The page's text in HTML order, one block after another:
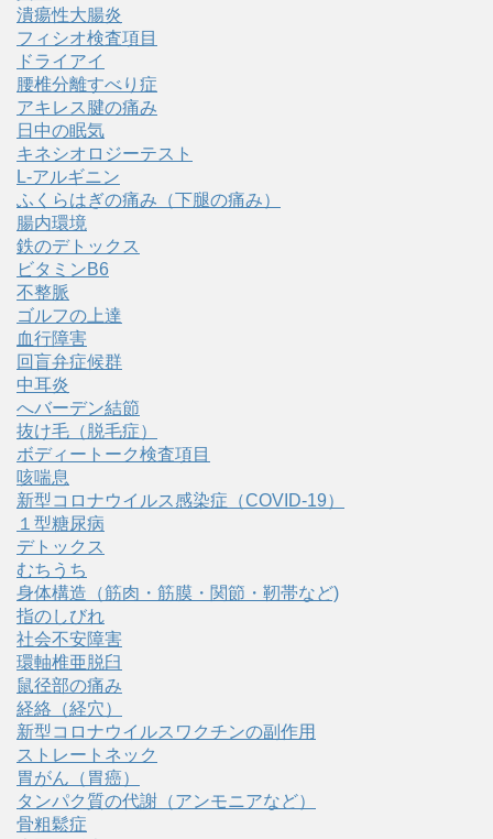
潰瘍性大腸炎
フィシオ検査項目
ドライアイ
腰椎分離すべり症
アキレス腱の痛み
日中の眠気
キネシオロジーテスト
L-アルギニン
ふくらはぎの痛み（下腿の痛み）
腸内環境
鉄のデトックス
ビタミンB6
不整脈
ゴルフの上達
血行障害
回盲弁症候群
中耳炎
へバーデン結節
抜け毛（脱毛症）
ボディートーク検査項目
咳喘息
新型コロナウイルス感染症（COVID‑19）
１型糖尿病
デトックス
むちうち
身体構造（筋肉・筋膜・関節・靭帯など)
指のしびれ
社会不安障害
環軸椎亜脱臼
鼠径部の痛み
経絡（経穴）
新型コロナウイルスワクチンの副作用
ストレートネック
胃がん（胃癌）
タンパク質の代謝（アンモニアなど）
骨粗鬆症